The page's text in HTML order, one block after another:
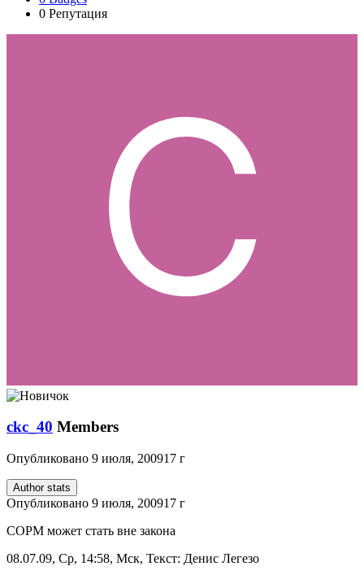
0 Репутация
ckc_40 Members
Опубликовано 9 июля, 200917 г
Author stats
Опубликовано 9 июля, 200917 г
СОРМ может стать вне закона
08.07.09, Ср, 14:58, Мск, Текст: Денис Легезо